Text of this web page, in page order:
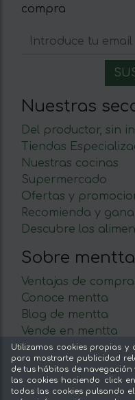
compra
Nuestras
Del productor, sin
Tiendas
Nuestras cocinas
Supermercado
Ofertas y
Recomienda y gana
Descubre los
Sobre mentta
Ventajas de
Conoce mentta
Blog de mentta
Vende en mentta
Fidelización
Preguntas
Legal
Utilizamos cookies propias
para mostrarte publicidad
de tus hábitos de
las cookies haciendo click
todas las cookies pulsando